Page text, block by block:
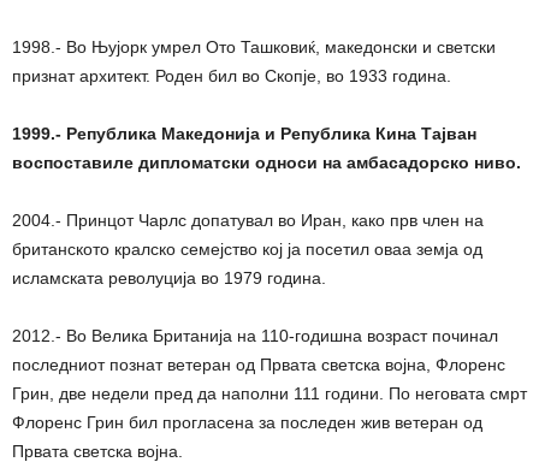
1998.- Во Њујорк умрел Ото Ташковиќ, македонски и светски
признат архитект. Роден бил во Скопје, во 1933 година.
1999.- Република Македонија и Република Кина Тајван
воспоставиле дипломатски односи на амбасадорско ниво.
2004.- Принцот Чарлс допатувал во Иран, како прв член на
британското кралско семејство кој ја посетил оваа земја од
исламската револуција во 1979 година.
2012.- Во Велика Британија на 110-годишна возраст починал
последниот познат ветеран од Првата светска војна, Флоренс
Грин, две недели пред да наполни 111 години. По неговата смрт
Флоренс Грин бил прогласена за последен жив ветеран од
Првата светска војна.